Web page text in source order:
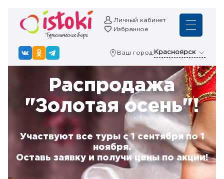
Личный кабинет
Избранное
Ваш город: Красноярск
Распродажа
"Золотая осень"!
Участвуют все туры с 1 сентября по 1
ноября.
Оставь заявку и получи цены по акции!